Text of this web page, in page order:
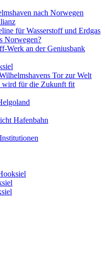
nach Norwegen
für Wasserstoff und Erdgas
Norwegen?
Werk an der Geniusbank
Tor zur Welt
wird für die Zukunft fit
Hafenbahn